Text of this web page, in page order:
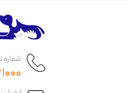
شماره